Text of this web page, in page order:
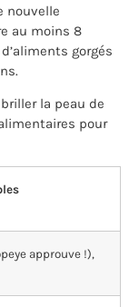
nouvelle
au moins 8
gorgés
la peau de
pour
approuve !),